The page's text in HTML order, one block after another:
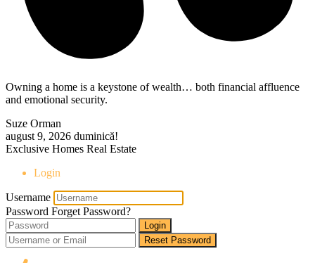
Owning a home is a keystone of wealth… both financial affluence
and emotional security.
Suze Orman
august 9, 2026 duminică!
Exclusive Homes Real Estate
Login
Username
Password Forget Password?
Login
Reset Password